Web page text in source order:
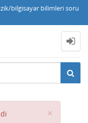
bilgisayar bilimleri soru
×